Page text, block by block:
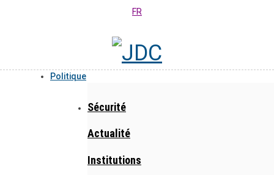
FR
Politique
Sécurité
Actualité
Institutions